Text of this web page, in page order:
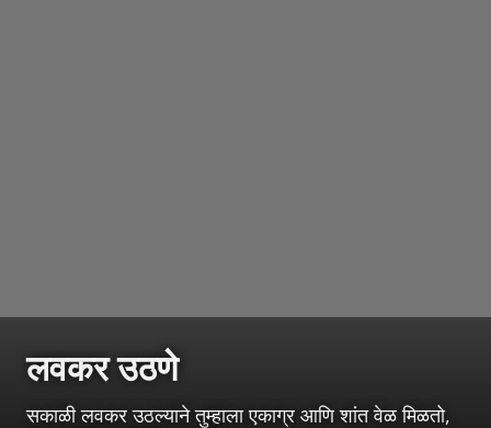
लवकर उठणे
सकाळी लवकर उठल्याने तुम्हाला एकाग्र आणि शांत वेळ मिळतो,